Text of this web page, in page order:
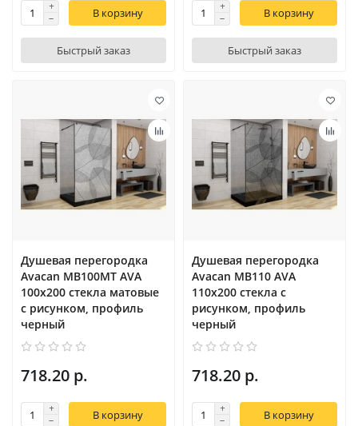
В корзину
Быстрый заказ
В корзину
Быстрый заказ
Душевая перегородка
Avacan MB100MT AVA
100x200 стекла матовые
с рисунком, профиль
черный
718.20 р.
В корзину
Душевая перегородка
Avacan MB110 AVA
110x200 стекла с
рисунком, профиль
черный
718.20 р.
В корзину